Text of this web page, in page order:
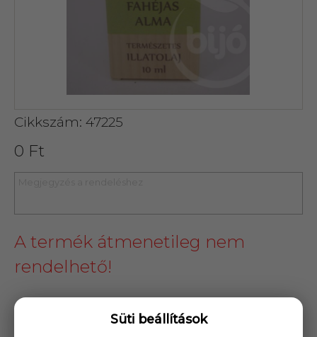
Cikkszám: 47225
0 Ft
A termék átmenetileg nem
rendelhető!
Süti beállítások